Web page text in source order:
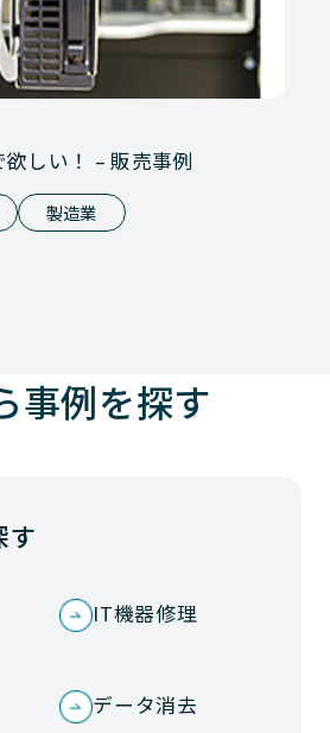
しい！ – 販売事例
製造業
事例を探す
す
IT機器修理
データ消去